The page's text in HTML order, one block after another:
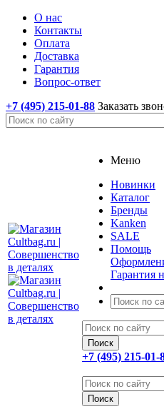
О нас
Контакты
Оплата
Доставка
Гарантия
Вопрос-ответ
+7 (495) 215-01-88 Заказать
Меню
Новинки
Каталог
Бренды
Kanken
SALE
Помощь
Гарантия
+7 (495) 215-01-